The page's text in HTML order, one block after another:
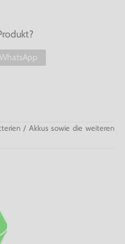
WhatsApp
/ Akkus sowie die weiteren